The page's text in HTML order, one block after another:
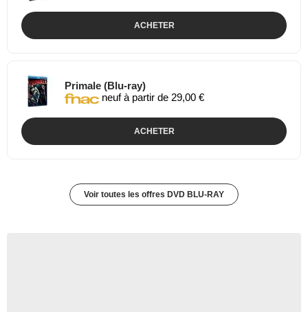
ACHETER
Primale (Blu-ray)
neuf à partir de 29,00 €
ACHETER
Voir toutes les offres DVD BLU-RAY